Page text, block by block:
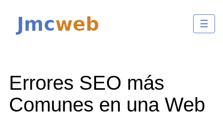
☰
Errores SEO más
Comunes en una Web